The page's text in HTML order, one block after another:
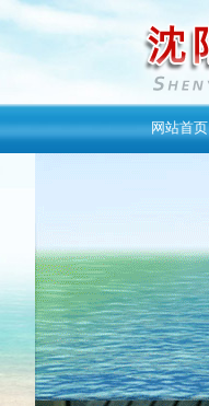
网站首页